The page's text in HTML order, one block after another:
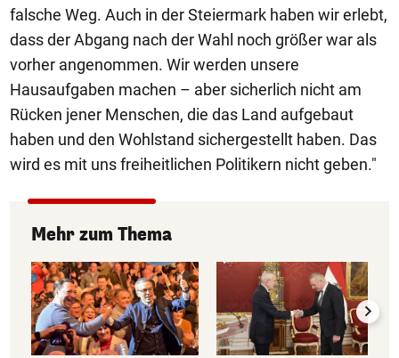
falsche Weg. Auch in der Steiermark haben wir erlebt,
dass der Abgang nach der Wahl noch größer war als
vorher angenommen. Wir werden unsere
Hausaufgaben machen – aber sicherlich nicht am
Rücken jener Menschen, die das Land aufgebaut
haben und den Wohlstand sichergestellt haben. Das
wird es mit uns freiheitlichen Politikern nicht geben."
Mehr zum Thema